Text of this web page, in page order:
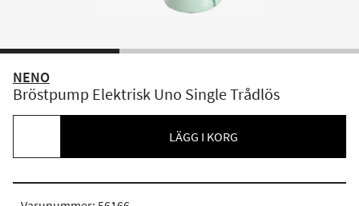
NENO
Bröstpump Elektrisk Uno Single Trådlös
LÄGG I KORG